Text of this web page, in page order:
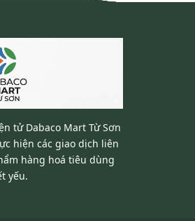
tử Dabaco Mart Từ Sơn
hiện các giao dịch liên
hàng hoá tiêu dùng
yếu.